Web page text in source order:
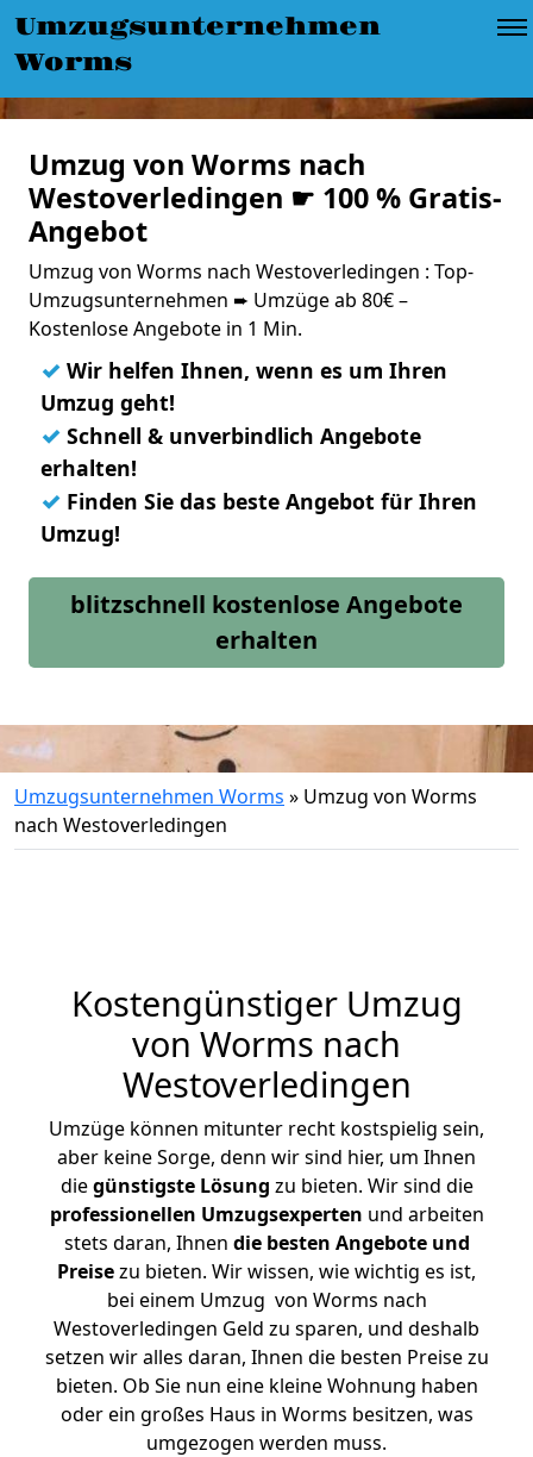
Umzugsunternehmen
Worms
Umzug von Worms nach
Westoverledingen ☛ 100 % Gratis-
Angebot
Umzug von Worms nach Westoverledingen : Top-
Umzugsunternehmen ➨ Umzüge ab 80€ –
Kostenlose Angebote in 1 Min.
✓ Wir helfen Ihnen, wenn es um Ihren
Umzug geht!
✓ Schnell & unverbindlich Angebote
erhalten!
✓ Finden Sie das beste Angebot für Ihren
Umzug!
blitzschnell kostenlose Angebote
erhalten
Umzugsunternehmen Worms » Umzug von Worms
nach Westoverledingen
Kostengünstiger Umzug
von Worms nach
Westoverledingen
Umzüge können mitunter recht kostspielig sein,
aber keine Sorge, denn wir sind hier, um Ihnen
diegünstigste Lösung zu bieten. Wir sind die
professionellen Umzugsexperten und arbeiten
stets daran, Ihnen die besten Angebote und
Preisezu bieten. Wir wissen, wie wichtig es ist,
bei einem Umzug von Worms nach
Westoverledingen Geld zu sparen, und deshalb
setzen wir alles daran, Ihnen die besten Preise zu
bieten. Ob Sie nun eine kleine Wohnung haben
oder ein großes Haus in Worms besitzen, was
umgezogen werden muss.